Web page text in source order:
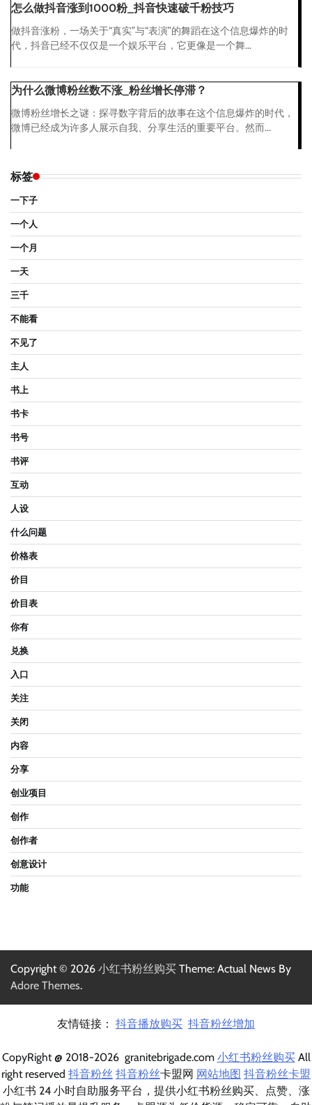
怎么做抖音涨到1000粉_抖音快速破千粉技巧
做抖音涨粉，一场关于“真实”与“表演”的舞蹈在这个信息爆炸的时
代，抖音已经不仅仅是一个娱乐平台，它更像是一个舞...
为什么微博粉丝数不涨_粉丝增长停滞？
微博粉丝增长之谜：探寻数字背后的故事在这个信息爆炸的时代，
微博已经成为许多人展示自我、分享生活的重要平台。然而...
标签
一下子
一个人
一个月
一天
三千
不能看
不见了
主人
书上
书卡
书号
书评
互动
人设
什么问题
价格表
价目
价目表
你有
兑换
入口
关注
关闭
内容
分享
创业项目
创作
创作者
创意设计
功能
Copyright © 2026 小红书粉丝购买 Theme: Actual News By
Adore Themes.
友情链接： 抖音播放购买 抖音粉丝增加
CopyRight @ 2018-2026 granitebrigade.com 小红书粉丝购买All
right reserved 抖音粉丝 抖音粉丝卡盟网 网站地图 抖音粉丝卡盟
小红书 24 小时自助服务平台，提供小红书粉丝购买、点赞、涨